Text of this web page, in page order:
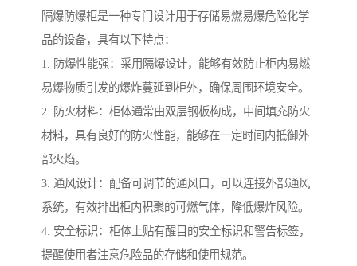
隔爆防爆柜是一种专门设计用于存储易燃易爆危险化学
品的设备，具有以下特点：
1. 防爆性能强：采用隔爆设计，能够有效防止柜内易燃
易爆物质引发的爆炸蔓延到柜外，确保周围环境安全。
2. 防火材料：柜体通常由双层钢板构成，中间填充防火
材料，具有良好的防火性能，能够在一定时间内抵御外
部火焰。
3. 通风设计：配备可调节的通风口，可以连接外部通风
系统，有效排出柜内积聚的可燃气体，降低爆炸风险。
4. 安全标识：柜体上贴有醒目的安全标识和警告标签，
提醒使用者注意危险品的存储和使用规范。